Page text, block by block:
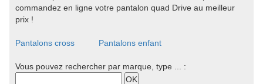
commandez en ligne votre pantalon quad Drive au meilleur
prix !
Pantalons cross Pantalons enfant
Vous pouvez rechercher par marque, type ... :